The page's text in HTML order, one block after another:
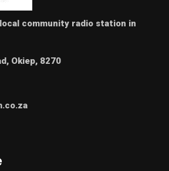
local community radio station in
Okiep, 8270